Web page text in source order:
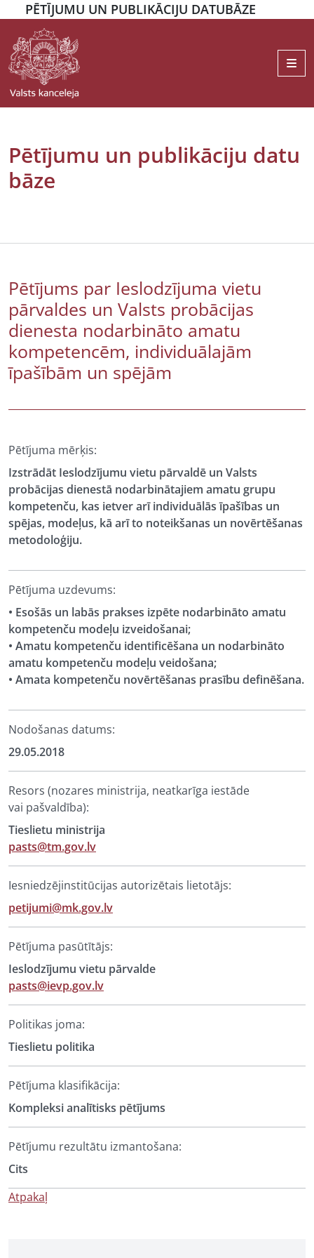
PĒTĪJUMU UN PUBLIKĀCIJU DATUBĀZE
Pētījumu un publikāciju datu
bāze
Pētījums par Ieslodzījuma vietu
pārvaldes un Valsts probācijas
dienesta nodarbināto amatu
kompetencēm, individuālajām
īpašībām un spējām
Pētījuma mērķis:
Izstrādāt Ieslodzījumu vietu pārvaldē un Valsts
probācijas dienestā nodarbinātajiem amatu grupu
kompetenču, kas ietver arī individuālās īpašības un
spējas, modeļus, kā arī to noteikšanas un novērtēšanas
metodoloģiju.
Pētījuma uzdevums:
• Esošās un labās prakses izpēte nodarbināto amatu
kompetenču modeļu izveidošanai;
• Amatu kompetenču identificēšana un nodarbināto
amatu kompetenču modeļu veidošana;
• Amata kompetenču novērtēšanas prasību definēšana.
Nodošanas datums:
29.05.2018
Resors (nozares ministrija, neatkarīga iestāde
vai pašvaldība):
Tieslietu ministrija
pasts@tm.gov.lv
Iesniedzējinstitūcijas autorizētais lietotājs:
petijumi@mk.gov.lv
Pētījuma pasūtītājs:
Ieslodzījumu vietu pārvalde
pasts@ievp.gov.lv
Politikas joma:
Tieslietu politika
Pētījuma klasifikācija:
Kompleksi analītisks pētījums
Pētījumu rezultātu izmantošana:
Cits
Atpakaļ